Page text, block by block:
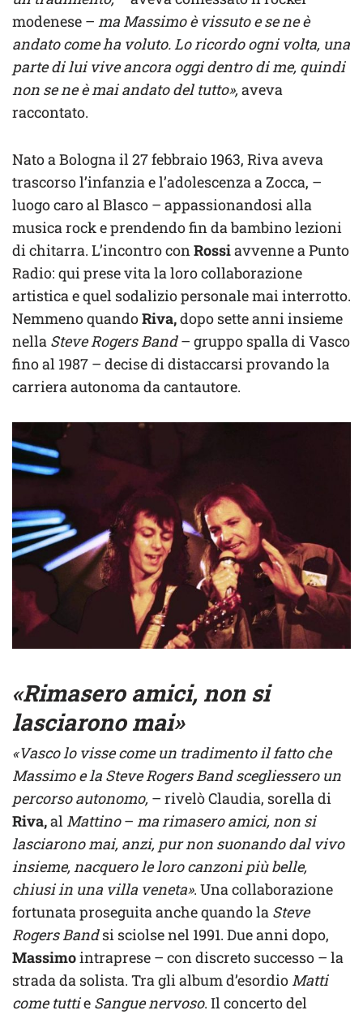
modenese – ma Massimo è vissuto e se ne è
andato come ha voluto. Lo ricordo ogni volta, una
parte di lui vive ancora oggi dentro di me, quindi
non se ne è mai andato del tutto»,aveva
raccontato.
Nato a Bologna il 27 febbraio 1963, Riva aveva
trascorso l’infanzia e l’adolescenza a Zocca, –
luogo caro al Blasco – appassionandosi alla
musica rock e prendendo fin da bambino lezioni
di chitarra. L’incontro conRossiavvenne a Punto
Radio: qui prese vita la loro collaborazione
artistica e quel sodalizio personale mai interrotto.
Nemmeno quandoRiva,dopo sette anni insieme
nella Steve Rogers Band– gruppo spalla di Vasco
fino al 1987 – decise di distaccarsi provando la
carriera autonoma da cantautore.
«Rimasero amici, non si
lasciarono mai»
«Vasco lo visse come un tradimento il fatto che
Massimo e la Steve Rogers Band scegliessero un
percorso autonomo, – rivelò Claudia, sorella di
Riva,al Mattino– ma rimasero amici, non si
lasciarono mai, anzi, pur non suonando dal vivo
insieme, nacquero le loro canzoni più belle,
chiusi in una villa veneta». Una collaborazione
fortunata proseguita anche quando la Steve
Rogers Bandsi sciolse nel 1991. Due anni dopo,
Massimointraprese – con discreto successo – la
strada da solista. Tra gli album d’esordio Matti
come tuttie Sangue nervoso. Il concerto del